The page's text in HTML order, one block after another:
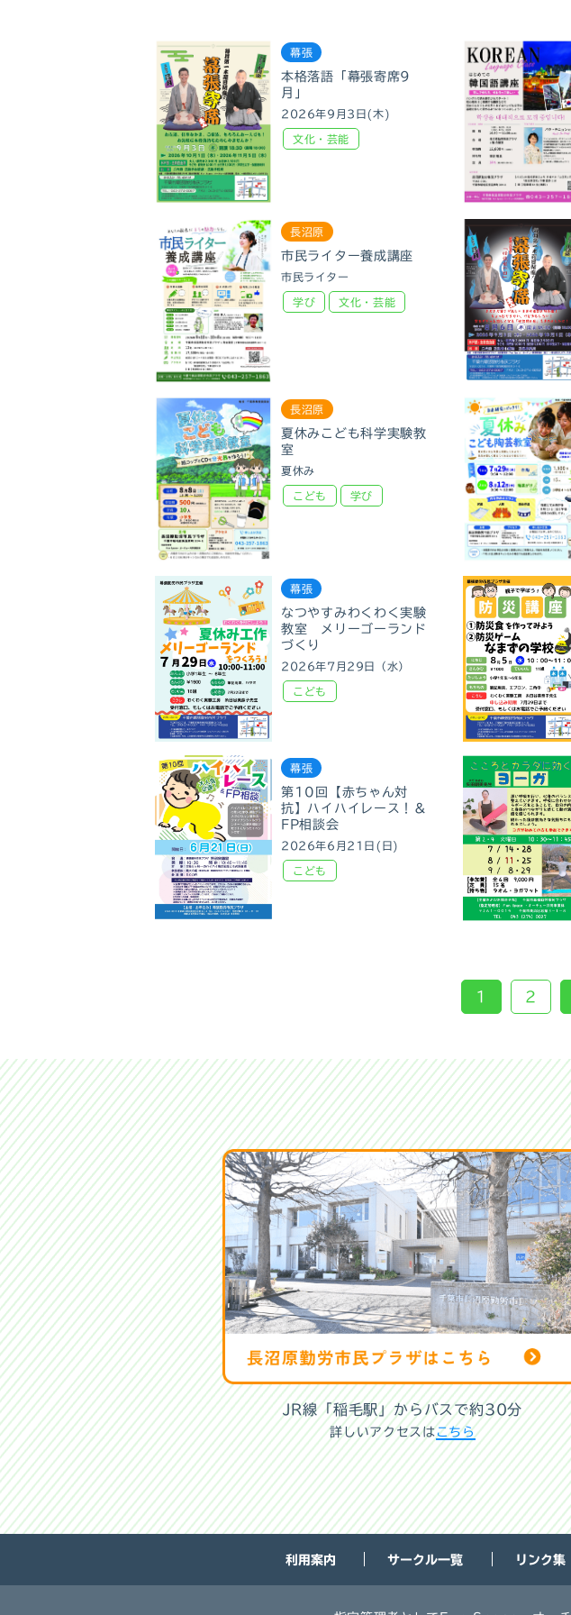
幕張
本格落語「幕張寄席9
月」
2026年9月3日(木)
文化・芸能
長沼原
市民ライター養成講座
市民ライター
学び 文化・芸能
長沼原
夏休みこども科学実験教
室
夏休み
こども 学び
幕張
なつやすみわくわく実験
教室 メリーゴーランド
づくり
2026年7月29日（水）
こども
幕張
第10回【赤ちゃん対
抗】ハイハイレース！＆
FP相談会
2026年6月21日(日)
こども
1 2
JR線「稲毛駅」からバスで約30分
詳しいアクセスはこちら
利用案内 サークル一覧 リンク集